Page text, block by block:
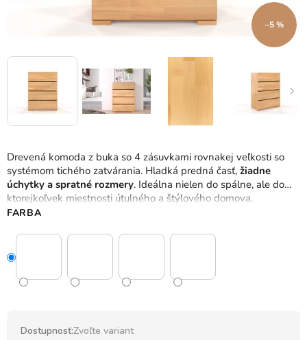
Drevená komoda z buka so 4 zásuvkami rovnakej veľkosti so
systémom tichého zatvárania. Hladká predná časť, žiadne
úchytky a spratné rozmery. Ideálna nielen do spálne, ale do
ktorejkoľvek miestnosti útulného a štýlového domova.
FARBA
Dostupnosť:Zvoľte variant
–5 %